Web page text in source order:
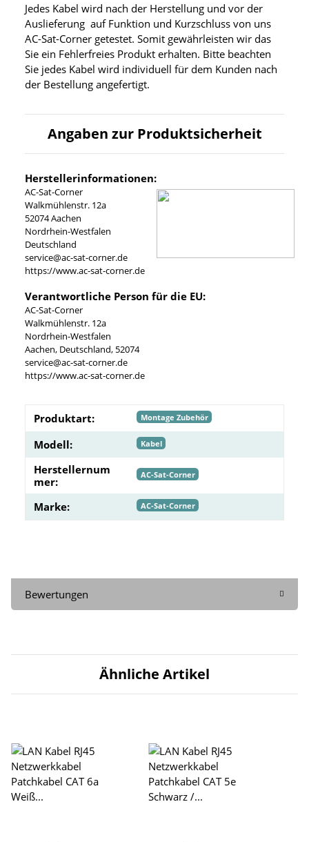
Jedes Kabel wird nach der Herstellung und vor der
Auslieferung auf Funktion und Kurzschluss von uns
AC-Sat-Corner getestet. Somit gewährleisten wir das
Sie ein Fehlerfreies Produkt erhalten. Bitte beachten
Sie jedes Kabel wird individuell für dem Kunden nach
der Bestellung angefertigt.
Angaben zur Produktsicherheit
Herstellerinformationen:
AC-Sat-Corner
Walkmühlenstr. 12a
52074 Aachen
Nordrhein-Westfalen
Deutschland
service@ac-sat-corner.de
https://www.ac-sat-corner.de
Verantwortliche Person für die EU:
AC-Sat-Corner
Walkmühlenstr. 12a
Nordrhein-Westfalen
Aachen, Deutschland, 52074
service@ac-sat-corner.de
https://www.ac-sat-corner.de
Produktart: Montage Zubehör
Modell: Kabel
Herstellernum
mer:
AC-Sat-Corner
Marke: AC-Sat-Corner
Bewertungen
Ähnliche Artikel